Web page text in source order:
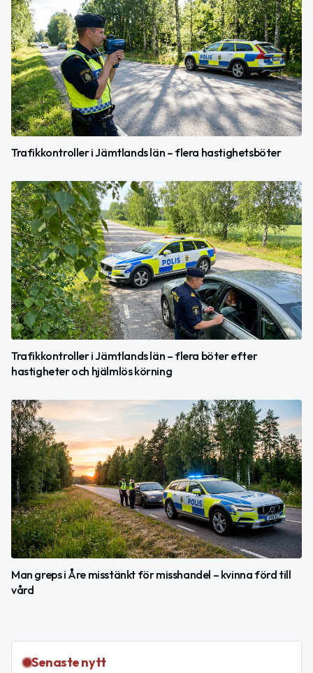
Trafikkontroller i Jämtlands län – flera hastighetsböter
Trafikkontroller i Jämtlands län – flera böter efter
hastigheter och hjälmlös körning
Man greps i Åre misstänkt för misshandel – kvinna förd till
vård
Senaste nytt